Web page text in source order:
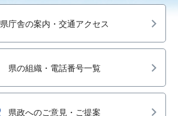
県庁舎の案内・交通アクセス
県の組織・電話番号一覧
県政へのご意見・ご提案